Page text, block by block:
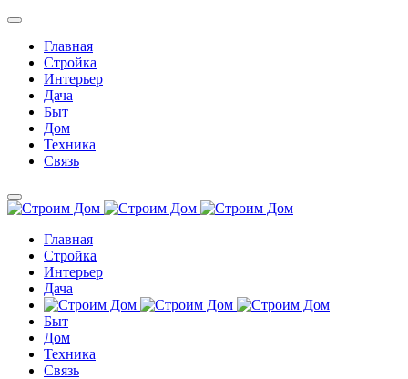
Главная
Стройка
Интерьер
Дача
Быт
Дом
Техника
Связь
Главная
Стройка
Интерьер
Дача
Быт
Дом
Техника
Связь